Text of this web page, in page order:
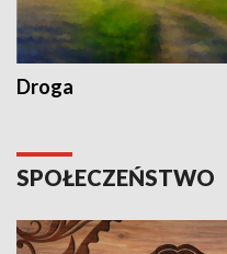
Droga
SPOŁECZEŃSTWO